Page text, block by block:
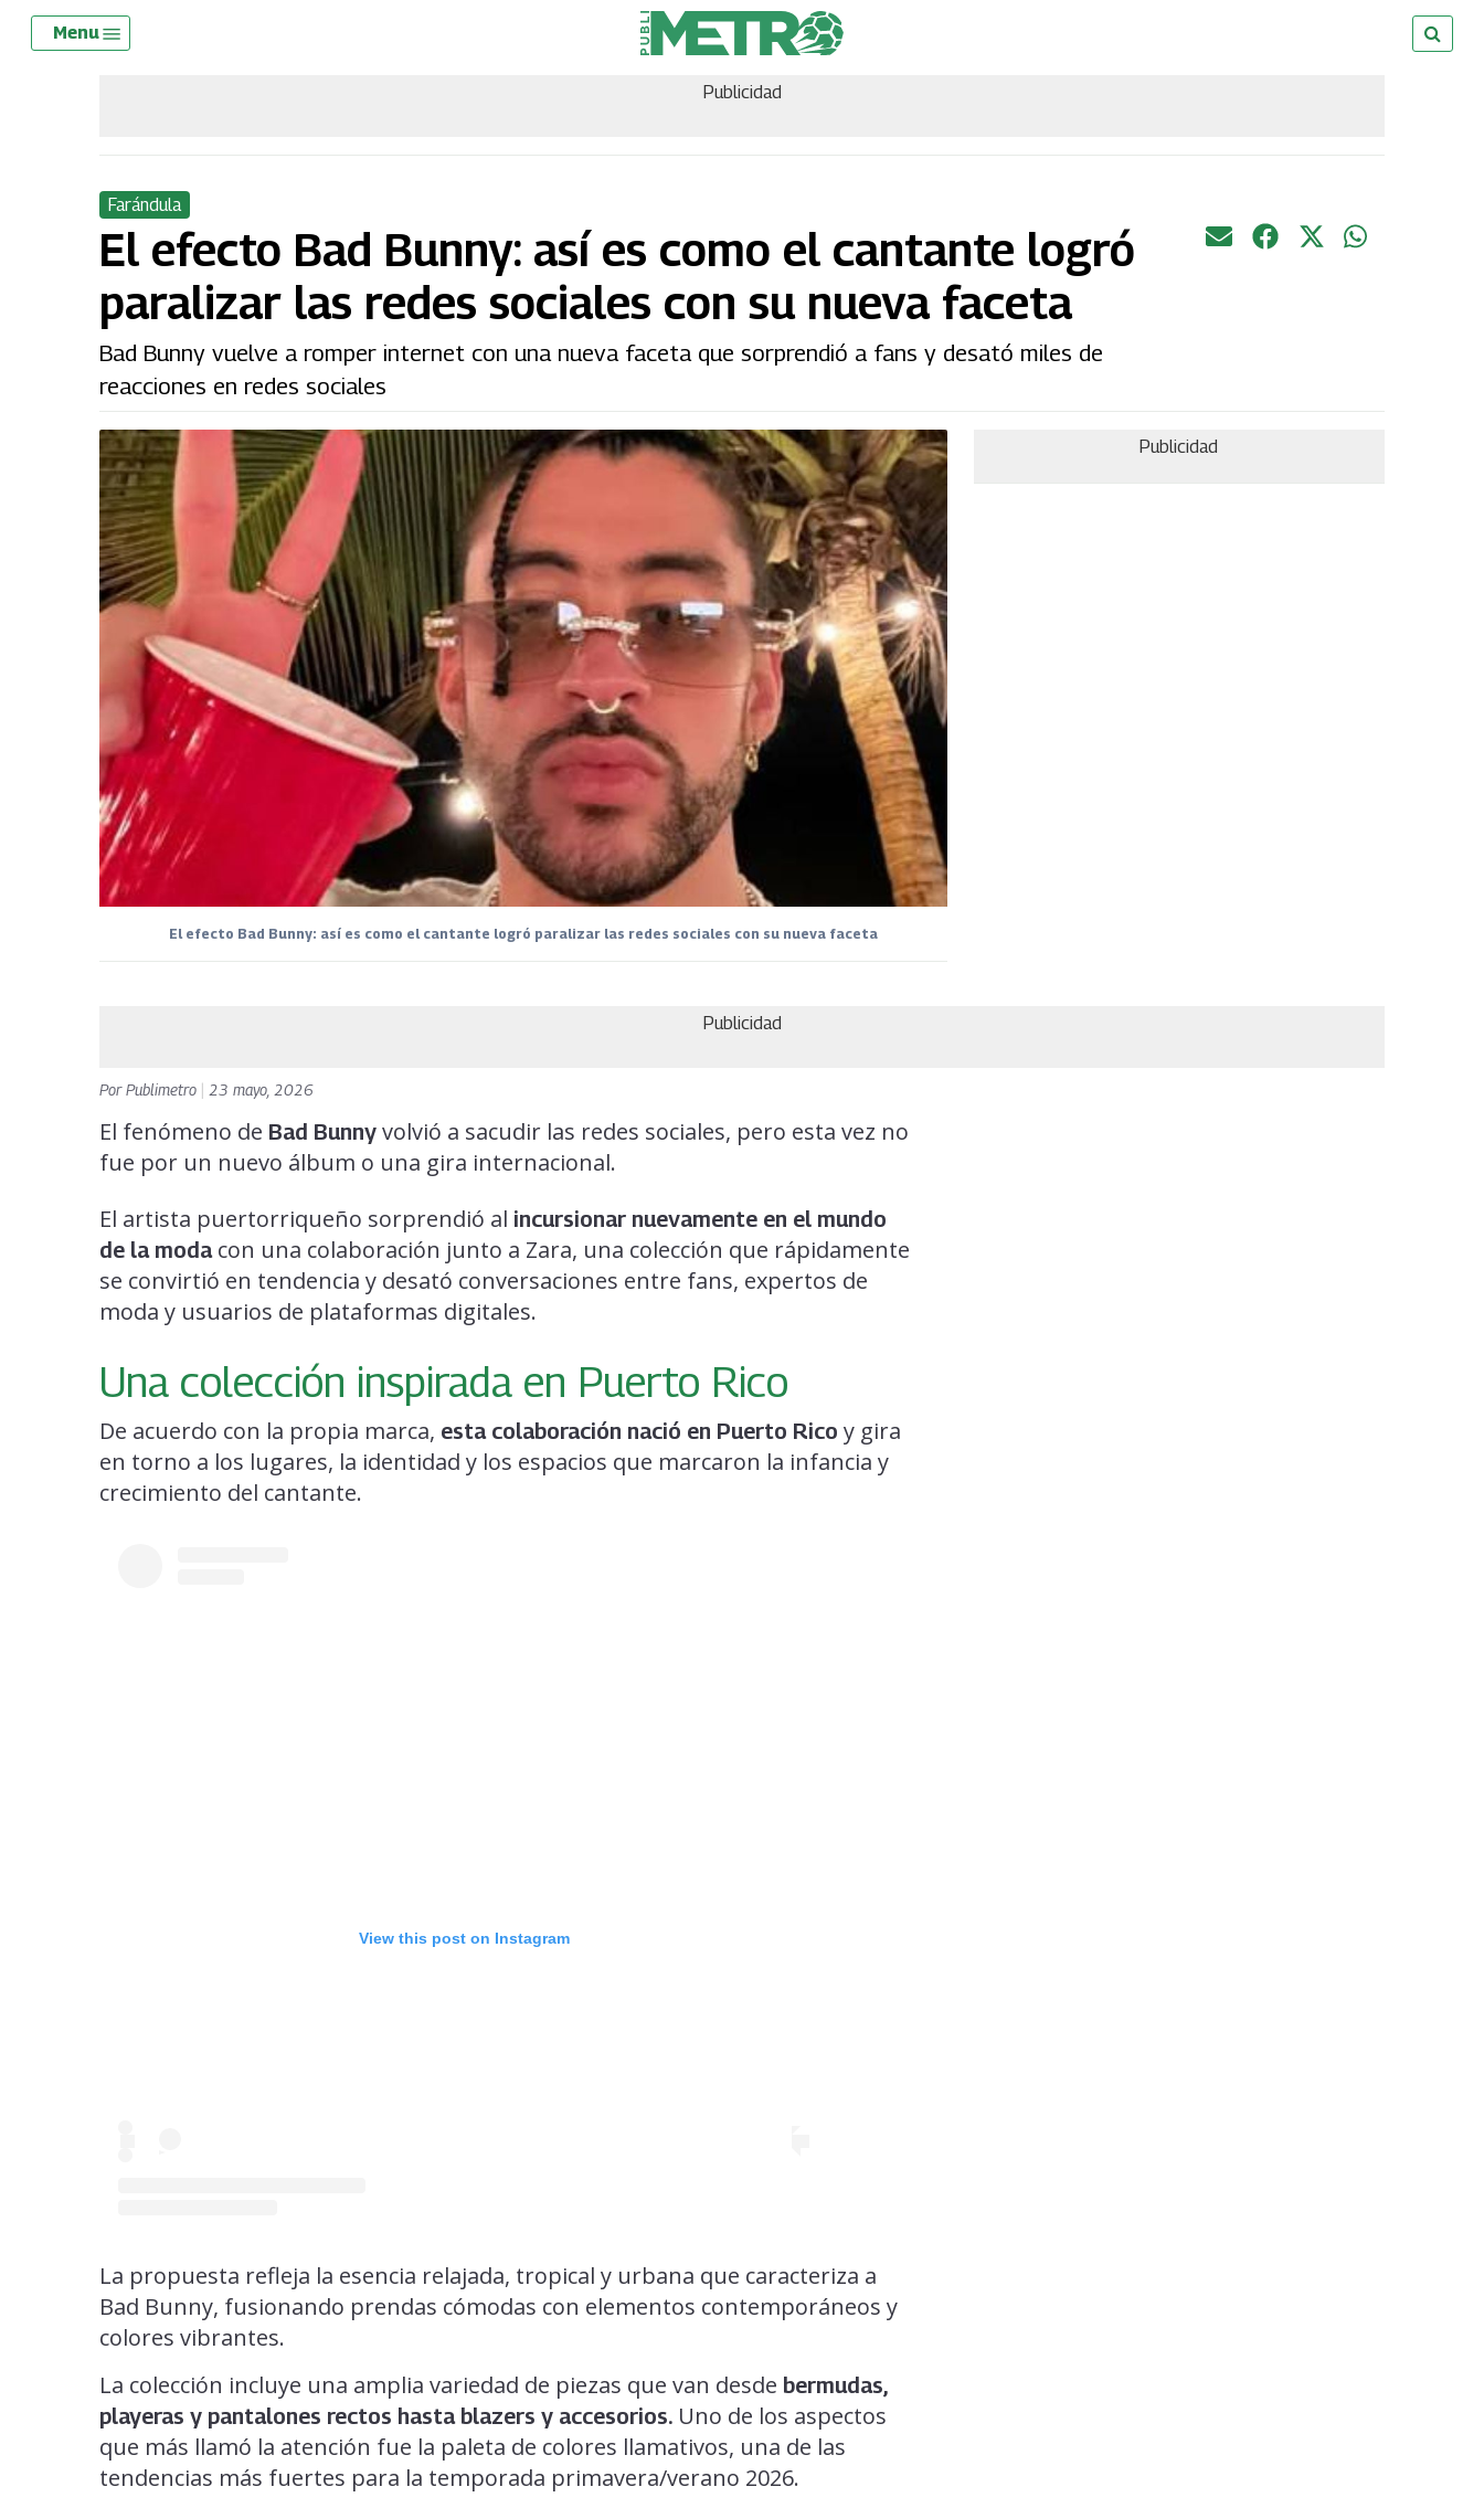
Skip
Menu
Publicidad
Farándula
El efecto Bad Bunny: así es como el cantante logró
paralizar las redes sociales con su nueva faceta
Bad Bunny vuelve a romper internet con una nueva faceta que sorprendió a fans y desató miles de
reacciones en redes sociales
El efecto Bad Bunny: así es como el cantante logró paralizar las redes sociales con su nueva faceta
Publicidad
Publicidad
PorPublimetro 23 mayo, 2026
El fenómeno de Bad Bunny volvió a sacudir las redes sociales, pero esta vez no
fue por un nuevo álbum o una gira internacional.
El artista puertorriqueño sorprendió al incursionar nuevamente en el mundo
de la modacon una colaboración junto a Zara, una colección que rápidamente
se convirtió en tendencia y desató conversaciones entre fans, expertos de
moda y usuarios de plataformas digitales.
Una colección inspirada en Puerto Rico
De acuerdo con la propia marca, esta colaboración nació en Puerto Rico y gira
en torno a los lugares, la identidad y los espacios que marcaron la infancia y
crecimiento del cantante.
View this post on Instagram
La propuesta refleja la esencia relajada, tropical y urbana que caracteriza a
Bad Bunny, fusionando prendas cómodas con elementos contemporáneos y
colores vibrantes.
La colección incluye una amplia variedad de piezas que van desde bermudas,
playeras y pantalones rectos hasta blazers y accesorios. Uno de los aspectos
que más llamó la atención fue la paleta de colores llamativos, una de las
tendencias más fuertes para la temporada primavera/verano 2026.
Menu